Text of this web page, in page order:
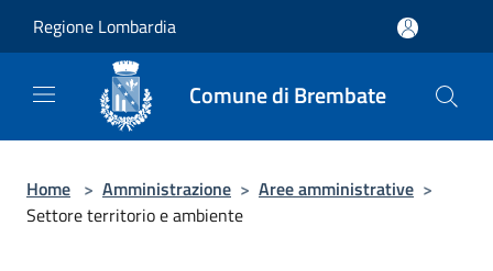
Regione Lombardia
Comune di Brembate
Home > Amministrazione > Aree amministrative >
Settore territorio e ambiente